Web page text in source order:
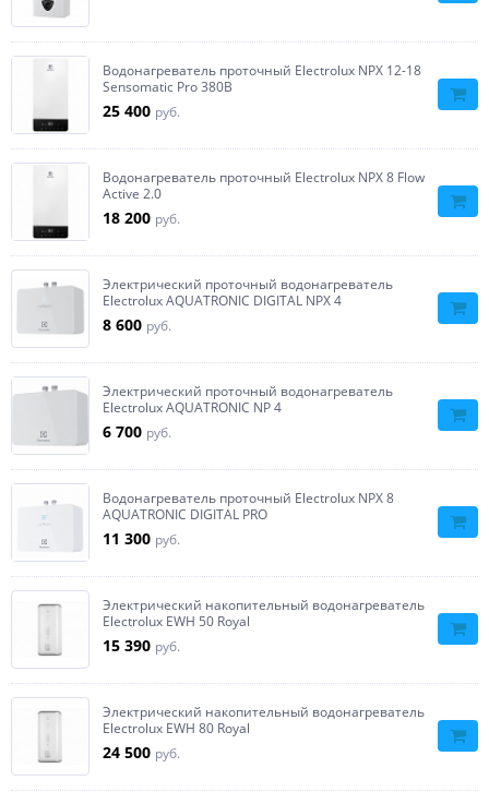
Водонагреватель проточный Electrolux NPX 12-18
Sensomatic Pro 380В
25 400 руб.
Водонагреватель проточный Electrolux NPX 8 Flow
Active 2.0
18 200 руб.
Электрический проточный водонагреватель
Electrolux AQUATRONIC DIGITAL NPX 4
8 600 руб.
Электрический проточный водонагреватель
Electrolux AQUATRONIC NP 4
6 700 руб.
Водонагреватель проточный Electrolux NPX 8
AQUATRONIC DIGITAL PRO
11 300 руб.
Электрический накопительный водонагреватель
Electrolux EWH 50 Royal
15 390 руб.
Электрический накопительный водонагреватель
Electrolux EWH 80 Royal
24 500 руб.